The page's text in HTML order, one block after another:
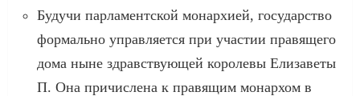
Будучи парламентской монархией, государство
формально управляется при участии правящего
дома ныне здравствующей королевы Елизаветы
П. Она причислена к правящим монархом в